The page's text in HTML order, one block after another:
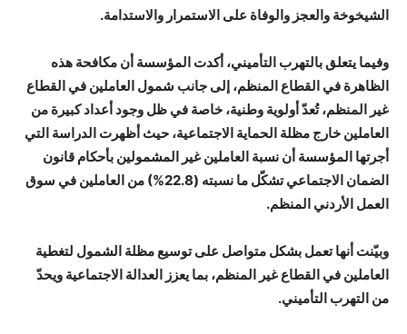
الشيخوخة والعجز والوفاة على الاستمرار والاستدامة.
وفيما يتعلق بالتهرب التأميني، أكدت المؤسسة أن مكافحة هذه
الظاهرة في القطاع المنظم، إلى جانب شمول العاملين في القطاع
غير المنظم، تُعدّ أولوية وطنية، خاصة في ظل وجود أعداد كبيرة من
العاملين خارج مظلة الحماية الاجتماعية، حيث أظهرت الدراسة التي
أجرتها المؤسسة أن نسبة العاملين غير المشمولين بأحكام قانون
الضمان الاجتماعي تشكّل ما نسبته (22.8%) من العاملين في سوق
العمل الأردني المنظم.
وبيّنت أنها تعمل بشكل متواصل على توسيع مظلة الشمول لتغطية
العاملين في القطاع غير المنظم، بما يعزز العدالة الاجتماعية ويحدّ
من التهرب التأميني.